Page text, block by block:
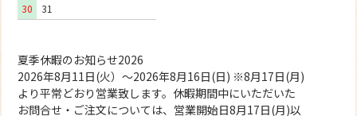
30
31
夏季休暇のお知らせ2026
2026年8月11日(火）～2026年8月16日(日) ※8月17日(月)
より平常どおり営業致します。休暇期間中にいただいた
お問合せ・ご注文については、営業開始日8月17日(月)以